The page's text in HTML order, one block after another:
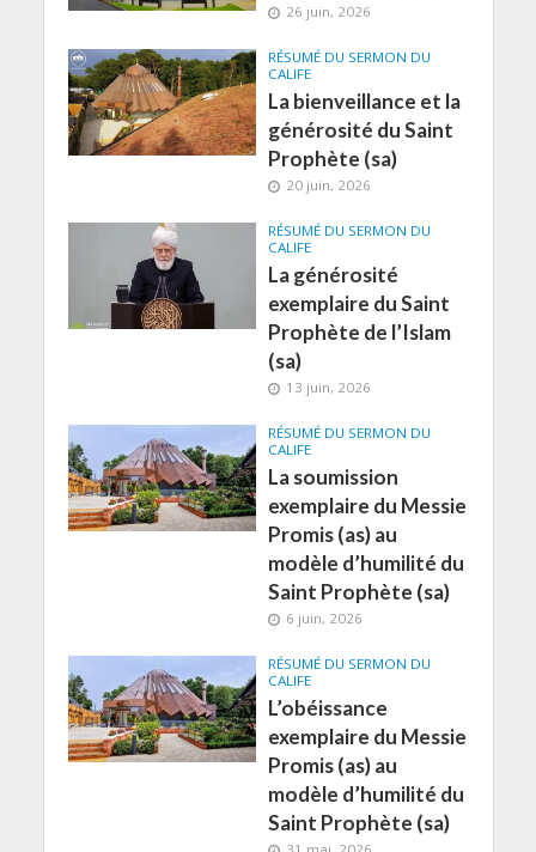
26 juin, 2026
RÉSUMÉ DU SERMON DU
CALIFE
La bienveillance et la
générosité du Saint
Prophète (sa)
20 juin, 2026
RÉSUMÉ DU SERMON DU
CALIFE
La générosité
exemplaire du Saint
Prophète de l’Islam
(sa)
13 juin, 2026
RÉSUMÉ DU SERMON DU
CALIFE
La soumission
exemplaire du Messie
Promis (as) au
modèle d’humilité du
Saint Prophète (sa)
6 juin, 2026
RÉSUMÉ DU SERMON DU
CALIFE
L’obéissance
exemplaire du Messie
Promis (as) au
modèle d’humilité du
Saint Prophète (sa)